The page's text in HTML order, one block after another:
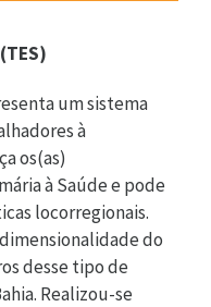
um sistema
à
os(as)
à Saúde e pode
locorregionais.
do
desse tipo de
Realizou-se